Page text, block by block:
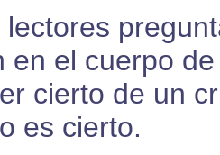
lectores
en el cuerpo
cierto de un
es cierto.